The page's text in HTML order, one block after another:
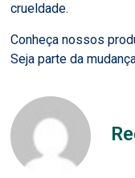
crueldade.
Conheça nossos
Seja parte da